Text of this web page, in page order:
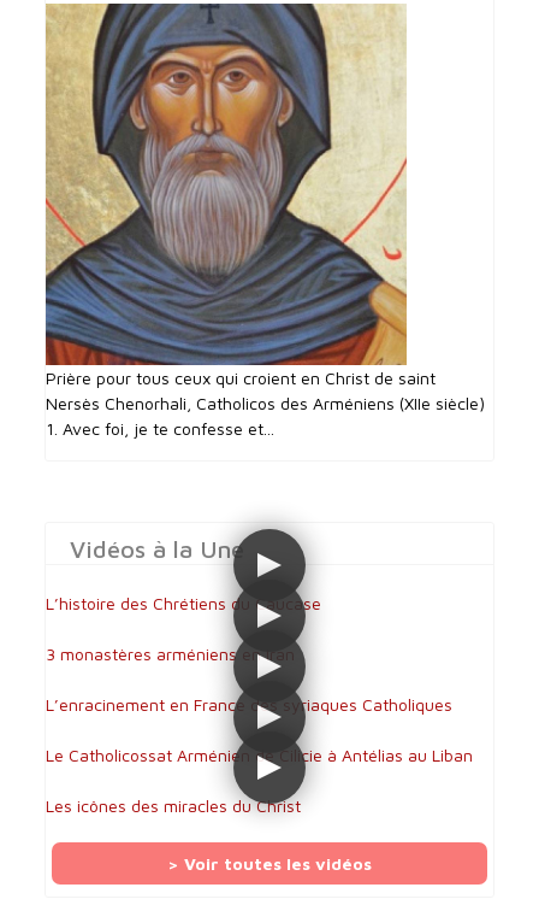
Prière pour tous ceux qui croient en Christ de saint
Nersès Chenorhali, Catholicos des Arméniens (XIIe siècle)
1. Avec foi, je te confesse et...
Vidéos à la Une
L’histoire des Chrétiens du Caucase
3 monastères arméniens en Iran
L’enracinement en France des syriaques Catholiques
Le Catholicossat Arménien de Cilicie à Antélias au Liban
Les icônes des miracles du Christ
> Voir toutes les vidéos